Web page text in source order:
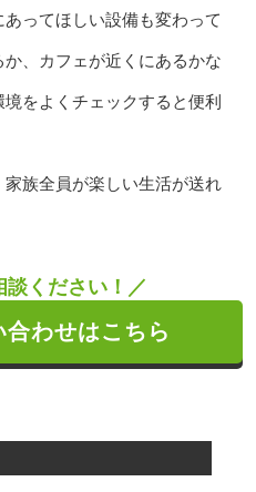
ってほしい設備も変わって
、カフェが近くにあるかな
をよくチェックすると便利
族全員が楽しい生活が送れ
談ください！／
わせはこちら